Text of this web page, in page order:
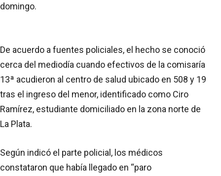
domingo.
De acuerdo a fuentes policiales, el hecho se conoció
cerca del mediodía cuando efectivos de la comisaría
13ª acudieron al centro de salud ubicado en 508 y 19
tras el ingreso del menor, identificado como Ciro
Ramírez, estudiante domiciliado en la zona norte de
La Plata.
Según indicó el parte policial, los médicos
constataron que había llegado en “paro